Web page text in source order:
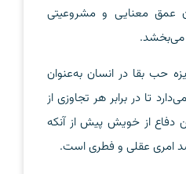
عمق معنایی و مشروعیتی
می‌بخشد.
حب بقا در انسان به‌عنوان
تا در برابر هر تجاوزی از
دفاع از خویش پیش از آنکه
امری عقلی و فطری است.